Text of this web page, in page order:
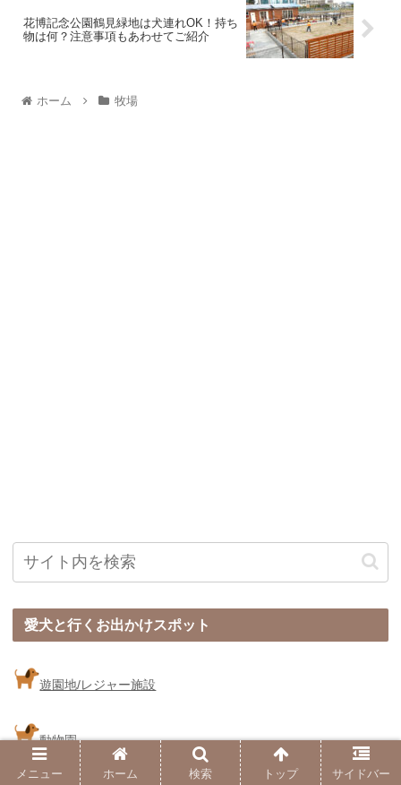
花博記念公園鶴見緑地は犬連れOK！持ち
物は何？注意事項もあわせてご紹介
ホーム 牧場
愛犬と行くお出かけスポット
遊園地/レジャー施設
動物園
メニュー ホーム 検索 トップ サイドバー